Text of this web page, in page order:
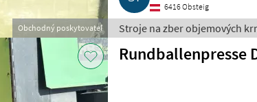
Obchodný poskytovateľ
6416 Obsteig
Stroje na zber objemových
Rundballenpresse